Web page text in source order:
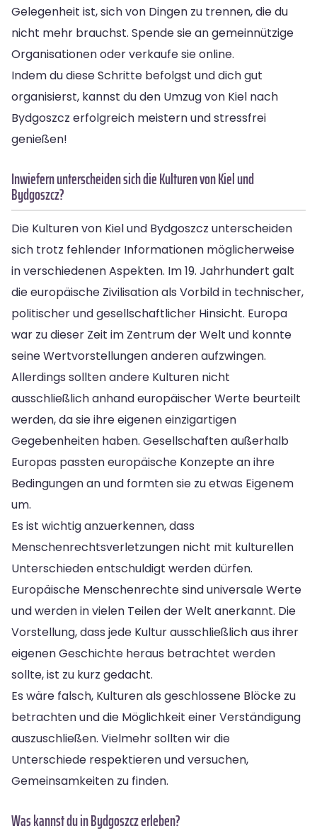
Gelegenheit ist, sich von Dingen zu trennen, die du
nicht mehr brauchst. Spende sie an gemeinnützige
Organisationen oder verkaufe sie online.
Indem du diese Schritte befolgst und dich gut
organisierst, kannst du den Umzug von Kiel nach
Bydgoszcz erfolgreich meistern und stressfrei
genießen!
Inwiefern unterscheiden sich die Kulturen von Kiel und
Bydgoszcz?
Die Kulturen von Kiel und Bydgoszcz unterscheiden
sich trotz fehlender Informationen möglicherweise
in verschiedenen Aspekten. Im 19. Jahrhundert galt
die europäische Zivilisation als Vorbild in technischer,
politischer und gesellschaftlicher Hinsicht. Europa
war zu dieser Zeit im Zentrum der Welt und konnte
seine Wertvorstellungen anderen aufzwingen.
Allerdings sollten andere Kulturen nicht
ausschließlich anhand europäischer Werte beurteilt
werden, da sie ihre eigenen einzigartigen
Gegebenheiten haben. Gesellschaften außerhalb
Europas passten europäische Konzepte an ihre
Bedingungen an und formten sie zu etwas Eigenem
um.
Es ist wichtig anzuerkennen, dass
Menschenrechtsverletzungen nicht mit kulturellen
Unterschieden entschuldigt werden dürfen.
Europäische Menschenrechte sind universale Werte
und werden in vielen Teilen der Welt anerkannt. Die
Vorstellung, dass jede Kultur ausschließlich aus ihrer
eigenen Geschichte heraus betrachtet werden
sollte, ist zu kurz gedacht.
Es wäre falsch, Kulturen als geschlossene Blöcke zu
betrachten und die Möglichkeit einer Verständigung
auszuschließen. Vielmehr sollten wir die
Unterschiede respektieren und versuchen,
Gemeinsamkeiten zu finden.
Was kannst du in Bydgoszcz erleben?